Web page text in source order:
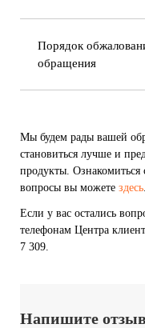
Порядок
обращения
Мы будем рады вашей
становиться лучше и
продукты. Ознакомиться
вопросы вы можете здесь.
Если у вас остались
телефонам Центра
7 309.
Напишите